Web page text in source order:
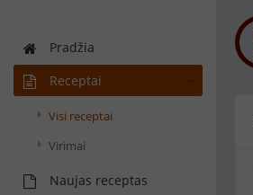
Pradžia
Receptai
Visi receptai
Virimai
Naujas receptas